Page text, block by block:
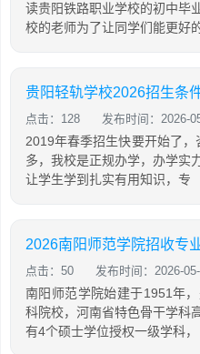
读贵阳铁路职业学校的初中毕
校的老师为了让同学们能更好
贵阳轻轨学校2026招生条
点击：128 发布时间：2026-
2019年春季招生快要开始了
多，我校是正规办学，办学实
让学生学到扎实有用知识，专
2026南阳师范学院招收专
点击：50 发布时间：2026-
南阳师范学院始建于1951年
科院校，河南省特色骨干学科
有4个硕士学位授权一级学科，